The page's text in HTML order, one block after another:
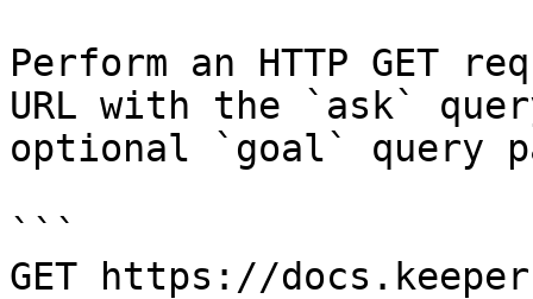
Perform an HTTP GET
URL with the `ask`
optional `goal` query
```
GET https://